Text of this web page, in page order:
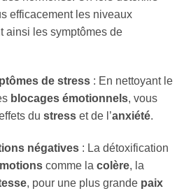
efficacement les niveaux
ainsi les symptômes de
de stress: En nettoyant le
blocages émotionnels, vous
du stresset de l’anxiété.
négatives: La détoxification
comme la colère, la
, pour une plus grande paix